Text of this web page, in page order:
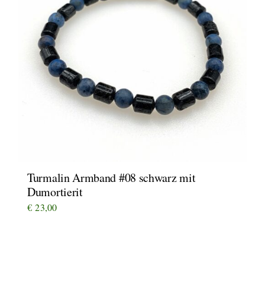
Turmalin Armband #08 schwarz mit
Dumortierit
€ 23,00